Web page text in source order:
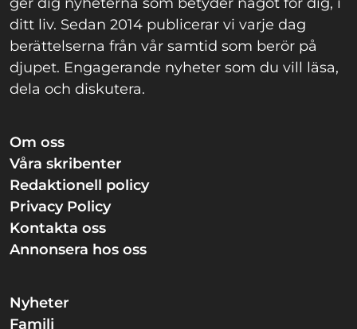
ditt liv. Sedan 2014 publicerar vi varje dag
berättelserna från vår samtid som berör på
djupet. Engagerande nyheter som du vill läsa,
dela och diskutera.
Om oss
Våra skribenter
Redaktionell policy
Privacy Policy
Kontakta oss
Annonsera hos oss
Nyheter
Familj